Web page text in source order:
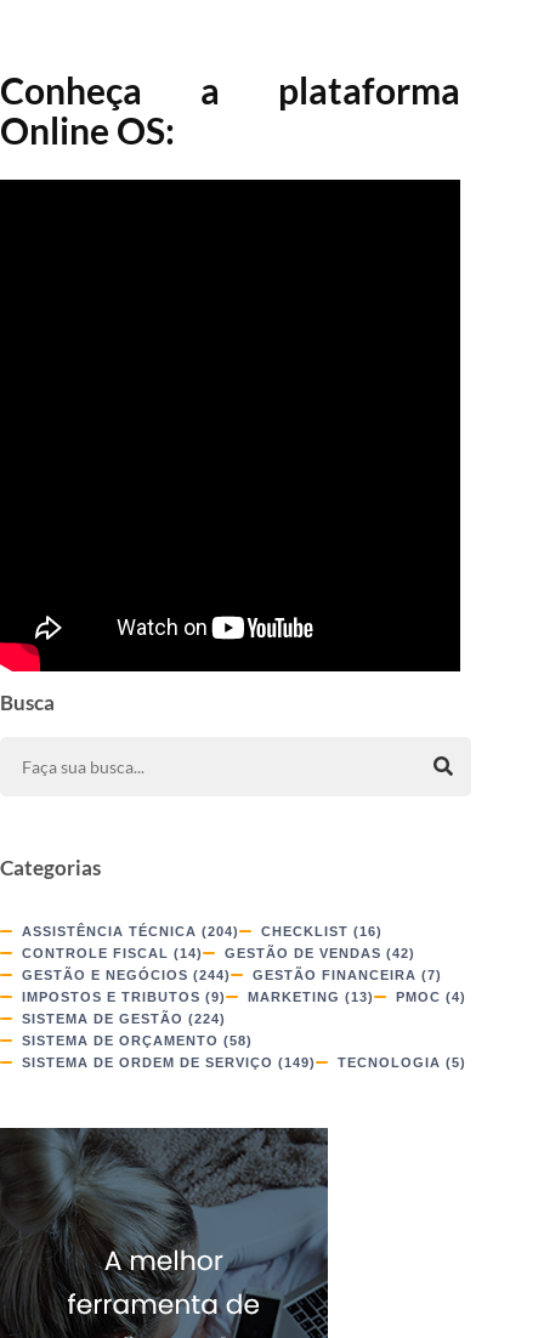
Conheça a plataforma
Online OS:
Busca
Categorias
ASSISTÊNCIA TÉCNICA (204) CHECKLIST (16)
CONTROLE FISCAL (14) GESTÃO DE VENDAS (42)
GESTÃO E NEGÓCIOS (244) GESTÃO FINANCEIRA (7)
IMPOSTOS E TRIBUTOS (9) MARKETING (13) PMOC (4)
SISTEMA DE GESTÃO (224)
SISTEMA DE ORÇAMENTO (58)
SISTEMA DE ORDEM DE SERVIÇO (149) TECNOLOGIA (5)